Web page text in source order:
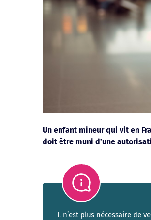
Un enfant mineur qui vit en
doit être muni d’une
Il n’est plus nécessaire de